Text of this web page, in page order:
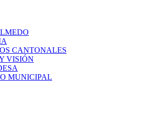
CANTONALES
VISIÓN
MUNICIPAL